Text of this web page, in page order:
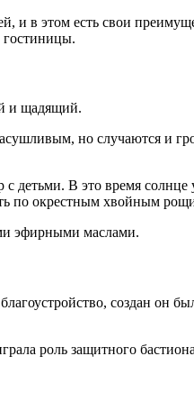
в этом есть свои
гостиницы.
и щадящий.
но случаются и
В это время
по окрестным хвойным
эфирными маслами.
создан
роль защитного